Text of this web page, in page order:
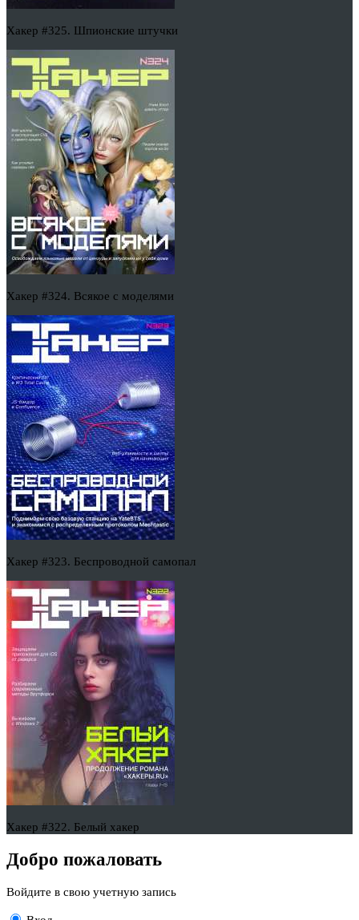
Хакер #325. Шпионские штучки
Хакер #324. Всякое с моделями
Хакер #323. Беспроводной самопал
Хакер #322. Белый хакер
Добро пожаловать
Войдите в свою учетную запись